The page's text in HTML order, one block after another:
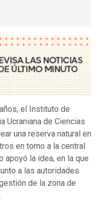
el Instituto de
Ucraniana de Ciencias
una reserva natural en
en torno a la central
apoyó la idea, en la que
a las autoridades
de la zona de